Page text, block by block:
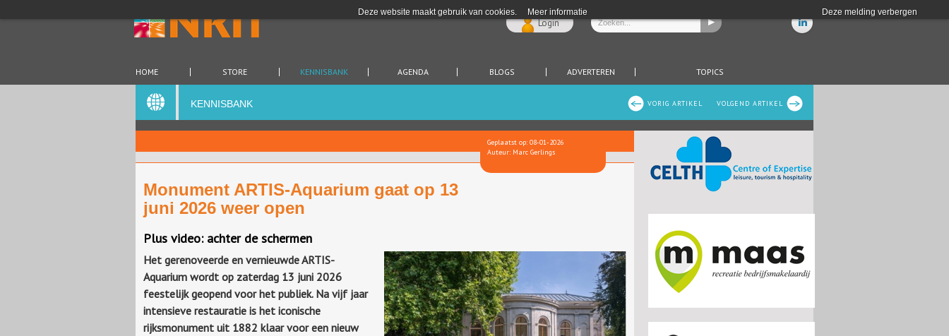
Deze website maakt gebruik van cookies. Meer informatie Deze melding verbergen
Login
HOME STORE KENNISBANK AGENDA BLOGS ADVERTEREN TOPICS
VOLGEND ARTIKEL
VORIG ARTIKEL
KENNISBANK
Geplaatst op: 08-01-2026
Auteur: Marc Gerlings
Monument ARTIS-Aquarium gaat op 13
juni 2026 weer open
Plus video: achter de schermen
Het gerenoveerde en vernieuwde ARTIS-
Aquarium wordt op zaterdag 13 juni 2026
feestelijk geopend voor het publiek. Na vijf jaar
intensieve restauratie is het iconische
rijksmonument uit 1882 klaar voor een nieuw